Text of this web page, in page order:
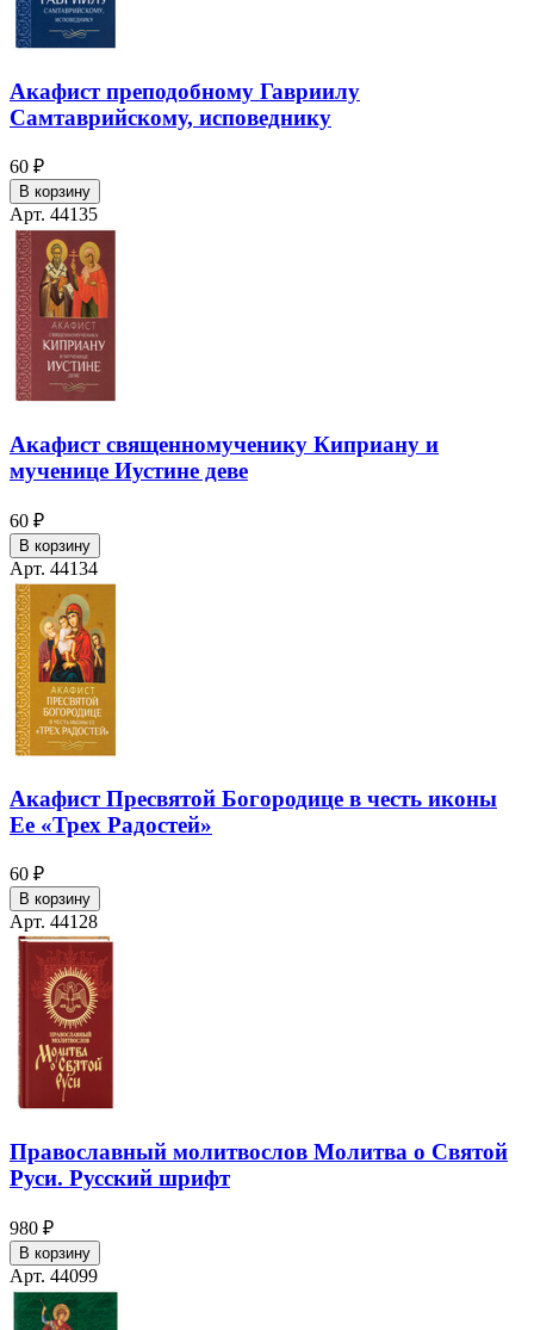
Акафист преподобному Гавриилу
Самтаврийскому, исповеднику
60 ₽
В корзину
Арт. 44135
Акафист священномученику Киприану и
мученице Иустине деве
60 ₽
В корзину
Арт. 44134
Акафист Пресвятой Богородице в честь иконы
Ее «Трех Радостей»
60 ₽
В корзину
Арт. 44128
Православный молитвослов Молитва о Святой
Руси. Русский шрифт
980 ₽
В корзину
Арт. 44099